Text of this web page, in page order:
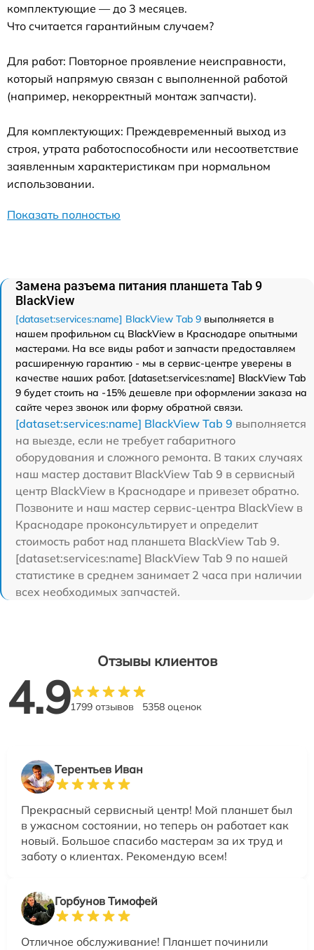
комплектующие — до 3 месяцев.
Что считается гарантийным случаем?
Для работ: Повторное проявление неисправности,
который напрямую связан с выполненной работой
(например, некорректный монтаж запчасти).
Для комплектующих: Преждевременный выход из
строя, утрата работоспособности или несоответствие
заявленным характеристикам при нормальном
использовании.
Показать полностью
Замена разъема питания планшета Tab 9
BlackView
[dataset:services:name] BlackView Tab 9 выполняется в
нашем профильном сц BlackView в Краснодаре опытными
мастерами. На все виды работ и запчасти предоставляем
расширенную гарантию - мы в сервис-центре уверены в
качестве наших работ. [dataset:services:name] BlackView Tab
9 будет стоить на -15% дешевле при оформлении заказа на
сайте через звонок или форму обратной связи.
[dataset:services:name] BlackView Tab 9 выполняется
на выезде, если не требует габаритного
оборудования и сложного ремонта. В таких случаях
наш мастер доставит BlackView Tab 9 в сервисный
центр BlackView в Краснодаре и привезет обратно.
Позвоните и наш мастер сервис-центра BlackView в
Краснодаре проконсультирует и определит
стоимость работ над планшета BlackView Tab 9.
[dataset:services:name] BlackView Tab 9 по нашей
статистике в среднем занимает 2 часа при наличии
всех необходимых запчастей.
Отзывы клиентов
4.91799 отзывов 5358 оценок
Терентьев Иван
Прекрасный сервисный центр! Мой планшет был
в ужасном состоянии, но теперь он работает как
новый. Большое спасибо мастерам за их труд и
заботу о клиентах. Рекомендую всем!
Горбунов Тимофей
Отличное обслуживание! Планшет починили